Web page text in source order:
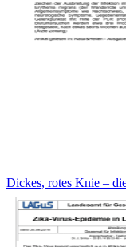
Dickes, rotes Knie –